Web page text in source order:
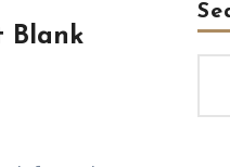
Blank